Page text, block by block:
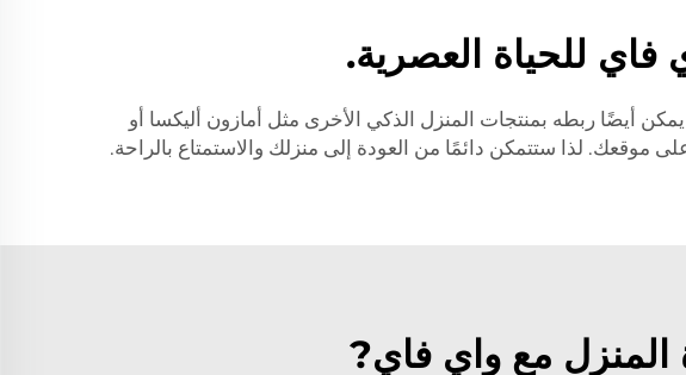
للحياة العصرية.
أيضًا ربطه بمنتجات المنزل الذكي الأخرى مثل أمازون أليكسا أو
لذا ستتمكن دائمًا من العودة إلى منزلك والاستمتاع بالراحة.